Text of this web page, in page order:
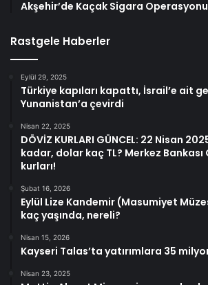
Akşehir’de Kaçak Sigara Operasyonu
Rastgele Haberler
Eylül 29, 2025
Türkiye kapıları kapattı, İsrail’e ait
Yunanistan’a çevirdi
Nisan 22, 2025
DÖVİZ KURLARI GÜNCEL: 22 Nisan
kadar, dolar kaç TL? Merkez Bankası
kurları!
Şubat 16, 2026
Eylül Lize Kandemir (Masumiyet
kaç yaşında, nereli?
Nisan 15, 2026
Kayseri Talas’ta yatırımlara 35
Nisan 23, 2025